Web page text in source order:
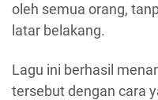
oleh semua orang,
latar belakang.
Lagu ini berhasil
tersebut dengan cara